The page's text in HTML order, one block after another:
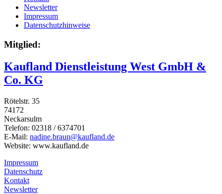
Newsletter
Impressum
Datenschutzhinweise
Mitglied:
Kaufland Dienstleistung West GmbH &
Co. KG
Rötelstr. 35
74172
Neckarsulm
Telefon: 02318 / 6374701
E-Mail: nadine.braun@kaufland.de
Website: www.kaufland.de
Impressum
Datenschutz
Kontakt
Newsletter